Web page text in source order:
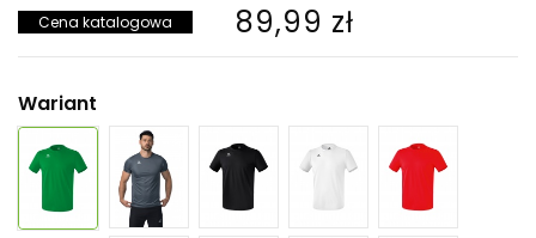
Cena katalogowa 89,99 zł
Wariant